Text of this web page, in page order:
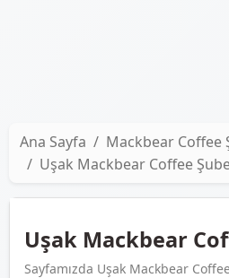
Ana Sayfa
Mackbear Coffee
Uşak Mackbear Coffee
Uşak Mackbear
Sayfamızda Uşak Mackbear